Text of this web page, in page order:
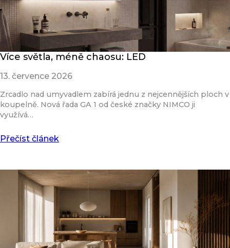
Více světla, méně chaosu: LED
13. července 2026
Zrcadlo nad umyvadlem zabírá jednu z nejcennějších ploch v
koupelně. Nová řada GA 1 od české značky NIMCO ji
využívá…
Přečíst článek